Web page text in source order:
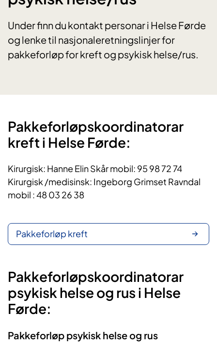
Under finn du kontakt personar i Helse Førde
og lenke til nasjonaleretningslinjer for
pakkeforløp for kreft og psykisk helse/rus.
Pakkeforløpskoordinatorar
kreft i Helse Førde:
Kirurgisk: Hanne Elin Skår mobil: 95 98 72 74
Kirurgisk /medisinsk: Ingeborg Grimset Ravndal
mobil : 48 03 26 38
Pakkeforløp kreft
Pakkeforløpskoordinatorar
psykisk helse og rus i Helse
Førde:
Pakkeforløp psykisk helse og rus